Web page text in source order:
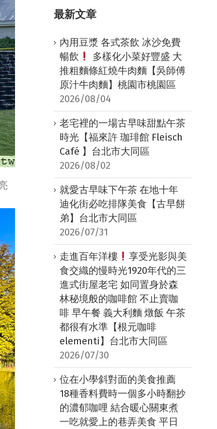
最新文章
內用豆漿 各式茶飲 冰沙免費
暢飲
多樣化小菜好豐盛 大
推粗麵條紅燒牛肉麵【吳師傅
原汁牛肉麵】桃園市桃園區
2026/08/04
老宅裡的一場古早味甜點午茶
時光【福來許 珈琲館 Fleisch
Café 】台北市大同區
2026/08/02
就愛古早味下午茶 在地十年
迪化街必吃排隊美食【古早餅
弟】台北市大同區
2026/07/31
走進百年洋樓
享受光影與美
食交織的慢時光1920年代的三
進式街屋老宅 如同置身於森
林秘境般的咖啡館 不止賣咖
啡 早午餐 義大利麵 燉飯 午茶
都很有水準【根元咖啡
elementi】台北市大同區
2026/07/30
位在小學斜對面的美食推薦
18種香料費時一個多小時翻抄
的濃郁咖哩 結合暖心關東煮
一吃就愛上的巷弄美食 平日